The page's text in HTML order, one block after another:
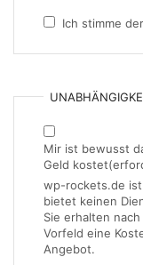
Ich stimme
Mir ist bewusst
Geld kostet
wp-rockets.de
bietet keinen
Sie erhalten
Vorfeld eine
Angebot.